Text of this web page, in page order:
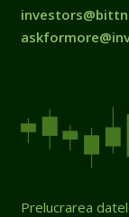
Prelucrarea